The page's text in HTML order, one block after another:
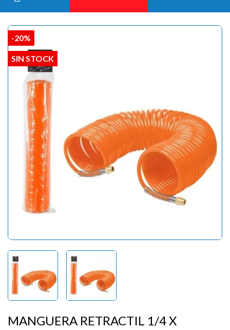
-20%
SIN STOCK
MANGUERA RETRACTIL 1/4 X